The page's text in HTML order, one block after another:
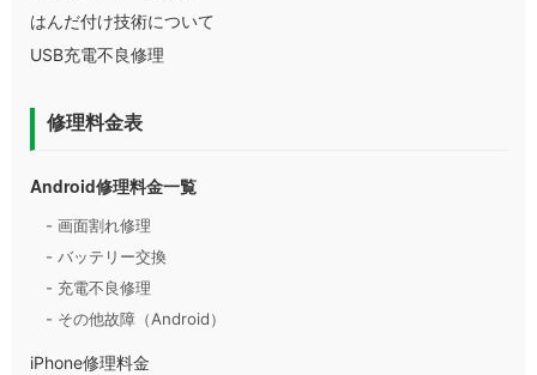
はんだ付け技術について
USB充電不良修理
修理料金表
Android修理料金一覧
- 画面割れ修理
- バッテリー交換
- 充電不良修理
- その他故障（Android）
iPhone修理料金